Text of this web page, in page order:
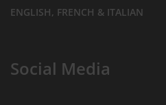
ENGLISH, FRENCH & ITALIAN
Social Media